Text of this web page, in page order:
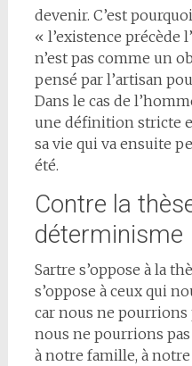
devenir. C’est
« l’existence précède
n’est pas comme un
pensé par l’artisan
Dans le cas de
une définition stricte
sa vie qui va ensuite
été.
Contre la
déterminisme
Sartre s’oppose à la
s’oppose à ceux qui
car nous ne pourrions
nous ne pourrions
à notre famille, à